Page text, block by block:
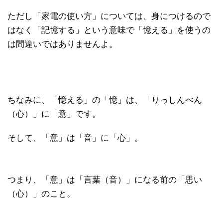
ただし「家電の使い方」については、身につけるので
はなく「記憶する」という意味で「憶える」を使うの
は間違いではありませんよ。
ちなみに、「憶える」の「憶」は、「りっしんべん
（心）」に「意」です。
そして、「意」は「音」に「心」。
つまり、「意」は「言葉（音）」になる前の「思い
（心）」のこと。